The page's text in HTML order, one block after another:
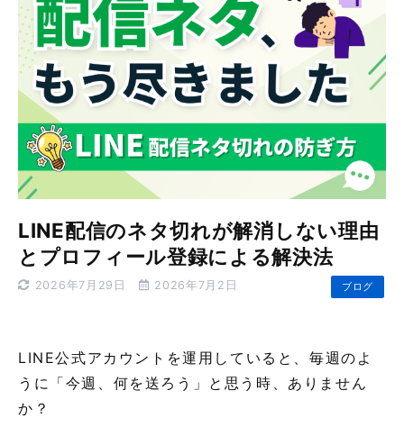
LINE配信のネタ切れが解消しない理由
とプロフィール登録による解決法
2026年7月29日 2026年7月2日 ブログ
LINE公式アカウントを運用していると、毎週のよ
うに「今週、何を送ろう」と思う時、ありません
か？